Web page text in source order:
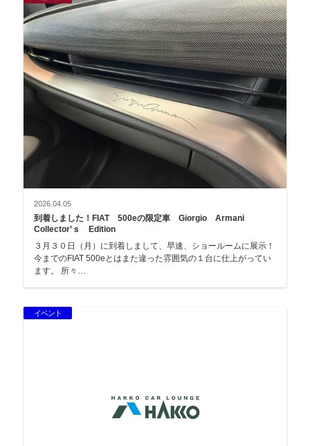
2026.04.05
到着しました！FIAT 500eの限定車 Giorgio Armani
Collector’ｓ Edition
３月３０日（月）に到着しまして、早速、ショールームに展示！
今までのFIAT 500eとはまた違った雰囲気の１台に仕上がってい
ます。 所々…
イベント